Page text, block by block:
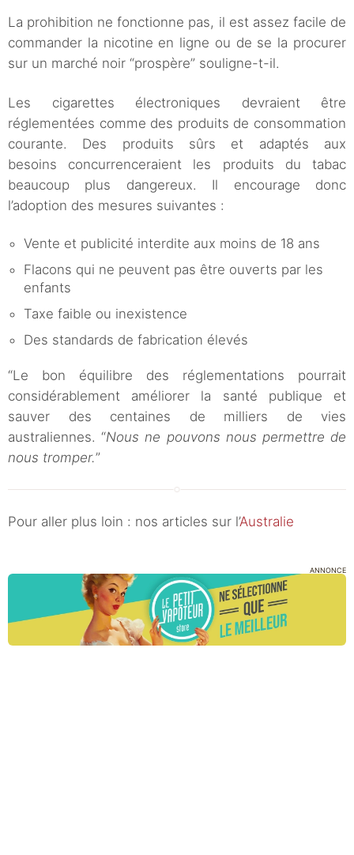
La prohibition ne fonctionne pas, il est assez facile de
commander la nicotine en ligne ou de se la procurer
sur un marché noir “prospère” souligne-t-il.
Les cigarettes électroniques devraient être
réglementées comme des produits de consommation
courante. Des produits sûrs et adaptés aux
besoins concurrenceraient les produits du tabac
beaucoup plus dangereux. Il encourage donc
l’adoption des mesures suivantes :
Vente et publicité interdite aux moins de 18 ans
Flacons qui ne peuvent pas être ouverts par les
enfants
Taxe faible ou inexistence
Des standards de fabrication élevés
“Le bon équilibre des réglementations pourrait
considérablement améliorer la santé publique et
sauver des centaines de milliers de vies
australiennes. “Nous ne pouvons nous permettre de
nous tromper.”
Pour aller plus loin : nos articles sur l’Australie
ANNONCE